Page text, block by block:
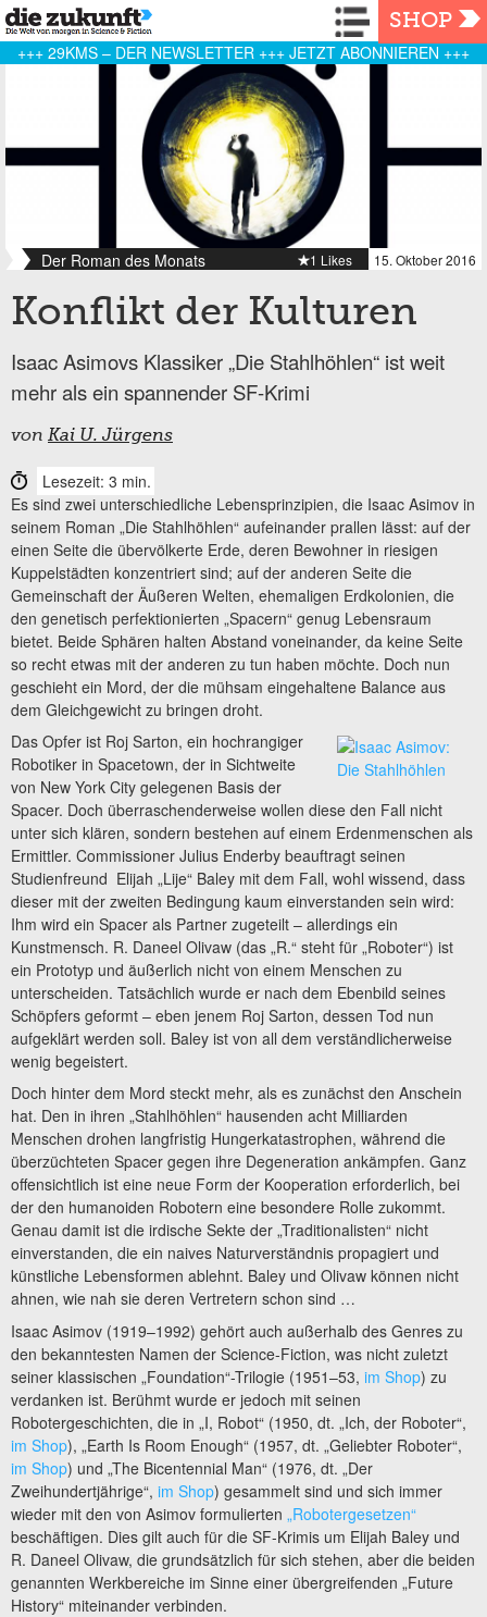
Navigation
SHOP
+++ 29KMS – DER NEWSLETTER +++ JETZT ABONNIEREN +++
Der Roman des Monats 15. Oktober 2016
1 Likes
Konflikt der Kulturen
Isaac Asimovs Klassiker „Die Stahlhöhlen“ ist weit
mehr als ein spannender SF-Krimi
von Kai U. Jürgens
Lesezeit: 3 min.
Es sind zwei unterschiedliche Lebensprinzipien, die Isaac Asimov in
seinem Roman „Die Stahlhöhlen“ aufeinander prallen lässt: auf der
einen Seite die übervölkerte Erde, deren Bewohner in riesigen
Kuppelstädten konzentriert sind; auf der anderen Seite die
Gemeinschaft der Äußeren Welten, ehemaligen Erdkolonien, die
den genetisch perfektionierten „Spacern“ genug Lebensraum
bietet. Beide Sphären halten Abstand voneinander, da keine Seite
so recht etwas mit der anderen zu tun haben möchte. Doch nun
geschieht ein Mord, der die mühsam eingehaltene Balance aus
dem Gleichgewicht zu bringen droht.
Das Opfer ist Roj Sarton, ein hochrangiger
Robotiker in Spacetown, der in Sichtweite
von New York City gelegenen Basis der
Spacer. Doch überraschenderweise wollen diese den Fall nicht
unter sich klären, sondern bestehen auf einem Erdenmenschen als
Ermittler. Commissioner Julius Enderby beauftragt seinen
Studienfreund Elijah „Lije“ Baley mit dem Fall, wohl wissend, dass
dieser mit der zweiten Bedingung kaum einverstanden sein wird:
Ihm wird ein Spacer als Partner zugeteilt – allerdings ein
Kunstmensch. R. Daneel Olivaw (das „R.“ steht für „Roboter“) ist
ein Prototyp und äußerlich nicht von einem Menschen zu
unterscheiden. Tatsächlich wurde er nach dem Ebenbild seines
Schöpfers geformt – eben jenem Roj Sarton, dessen Tod nun
aufgeklärt werden soll. Baley ist von all dem verständlicherweise
wenig begeistert.
Doch hinter dem Mord steckt mehr, als es zunächst den Anschein
hat. Den in ihren „Stahlhöhlen“ hausenden acht Milliarden
Menschen drohen langfristig Hungerkatastrophen, während die
überzüchteten Spacer gegen ihre Degeneration ankämpfen. Ganz
offensichtlich ist eine neue Form der Kooperation erforderlich, bei
der den humanoiden Robotern eine besondere Rolle zukommt.
Genau damit ist die irdische Sekte der „Traditionalisten“ nicht
einverstanden, die ein naives Naturverständnis propagiert und
künstliche Lebensformen ablehnt. Baley und Olivaw können nicht
ahnen, wie nah sie deren Vertretern schon sind …
Isaac Asimov (1919–1992) gehört auch außerhalb des Genres zu
den bekanntesten Namen der Science-Fiction, was nicht zuletzt
seiner klassischen „Foundation“-Trilogie (1951–53, im Shop) zu
verdanken ist. Berühmt wurde er jedoch mit seinen
Robotergeschichten, die in „I, Robot“ (1950, dt. „Ich, der Roboter“,
im Shop), „Earth Is Room Enough“ (1957, dt. „Geliebter Roboter“,
im Shop) und „The Bicentennial Man“ (1976, dt. „Der
Zweihundertjährige“, im Shop) gesammelt sind und sich immer
wieder mit den von Asimov formulierten „Robotergesetzen“
beschäftigen. Dies gilt auch für die SF-Krimis um Elijah Baley und
R. Daneel Olivaw, die grundsätzlich für sich stehen, aber die beiden
genannten Werkbereiche im Sinne einer übergreifenden „Future
History“ miteinander verbinden.